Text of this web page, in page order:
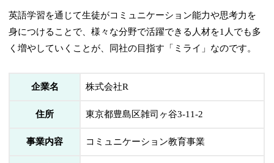
英語学習を通じて生徒がコミュニケーション能力や思考力を
身につけることで、様々な分野で活躍できる人材を1人でも多
く増やしていくことが、同社の目指す「ミライ」なのです。
企業名 株式会社R
住所 東京都豊島区雑司ヶ谷3-11-2
事業内容 コミュニケーション教育事業